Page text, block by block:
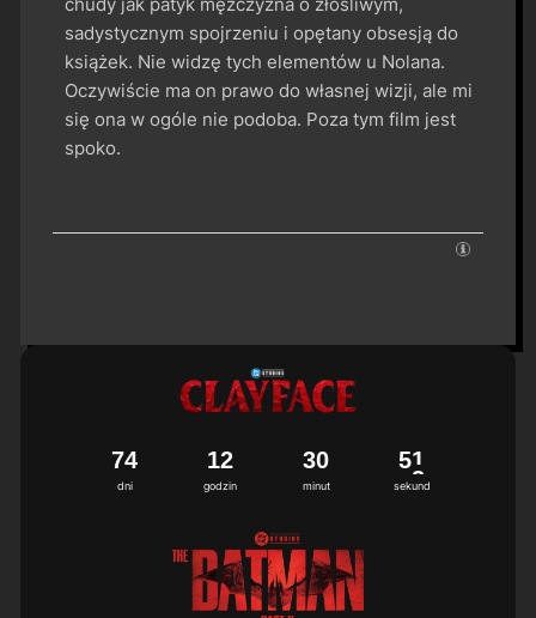
sadystycznym spojrzeniu i opętany obsesją do
książek. Nie widzę tych elementów u Nolana.
Oczywiście ma on prawo do własnej wizji, ale mi
się ona w ogóle nie podoba. Poza tym film jest
spoko.
dni
74
godzin
12
minut
30
sekund
51